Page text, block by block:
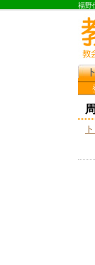
福野